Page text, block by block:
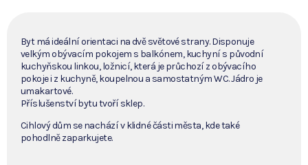
Byt má ideální orientaci na dvě světové strany. Disponuje
velkým obývacím pokojem s balkónem, kuchyní s původní
kuchyňskou linkou, ložnicí, která je průchozí z obývacího
pokoje i z kuchyně, koupelnou a samostatným WC. Jádro je
umakartové.
Příslušenství bytu tvoří sklep.
Cihlový dům se nachází v klidné části města, kde také
pohodlně zaparkujete.